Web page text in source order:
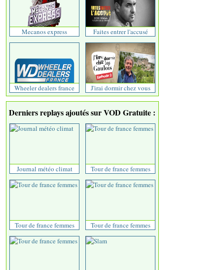
Mecanos express Faites entrer l'accusé
Wheeler dealers france J'irai dormir chez vous
Derniers replays ajoutés sur VOD Gratuite :
Journal météo climat Tour de france femmes
Tour de france femmes Tour de france femmes